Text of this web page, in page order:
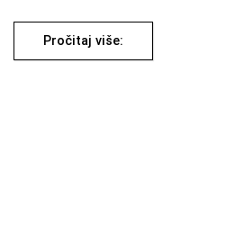
Pročitaj više: